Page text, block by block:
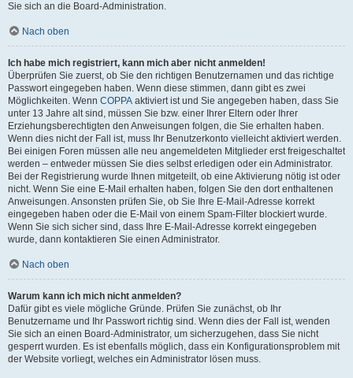
Sie sich an die Board-Administration.
Nach oben
Ich habe mich registriert, kann mich aber nicht anmelden!
Überprüfen Sie zuerst, ob Sie den richtigen Benutzernamen und das richtige
Passwort eingegeben haben. Wenn diese stimmen, dann gibt es zwei
Möglichkeiten. Wenn COPPA aktiviert ist und Sie angegeben haben, dass Sie
unter 13 Jahre alt sind, müssen Sie bzw. einer Ihrer Eltern oder Ihrer
Erziehungsberechtigten den Anweisungen folgen, die Sie erhalten haben.
Wenn dies nicht der Fall ist, muss Ihr Benutzerkonto vielleicht aktiviert werden.
Bei einigen Foren müssen alle neu angemeldeten Mitglieder erst freigeschaltet
werden – entweder müssen Sie dies selbst erledigen oder ein Administrator.
Bei der Registrierung wurde Ihnen mitgeteilt, ob eine Aktivierung nötig ist oder
nicht. Wenn Sie eine E-Mail erhalten haben, folgen Sie den dort enthaltenen
Anweisungen. Ansonsten prüfen Sie, ob Sie Ihre E-Mail-Adresse korrekt
eingegeben haben oder die E-Mail von einem Spam-Filter blockiert wurde.
Wenn Sie sich sicher sind, dass Ihre E-Mail-Adresse korrekt eingegeben
wurde, dann kontaktieren Sie einen Administrator.
Nach oben
Warum kann ich mich nicht anmelden?
Dafür gibt es viele mögliche Gründe. Prüfen Sie zunächst, ob Ihr
Benutzername und Ihr Passwort richtig sind. Wenn dies der Fall ist, wenden
Sie sich an einen Board-Administrator, um sicherzugehen, dass Sie nicht
gesperrt wurden. Es ist ebenfalls möglich, dass ein Konfigurationsproblem mit
der Website vorliegt, welches ein Administrator lösen muss.